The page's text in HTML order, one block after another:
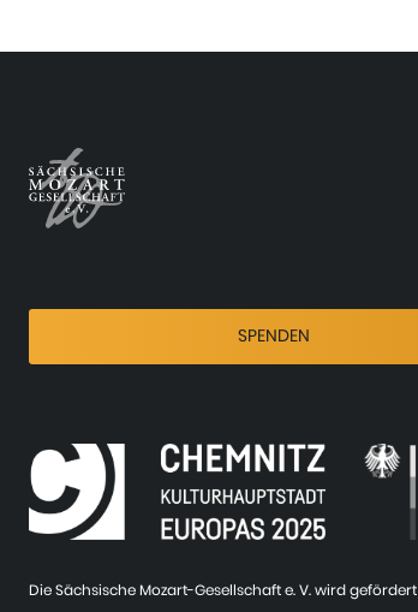
SPENDEN
Die Sächsische Mozart-Gesellschaft e. V. wird